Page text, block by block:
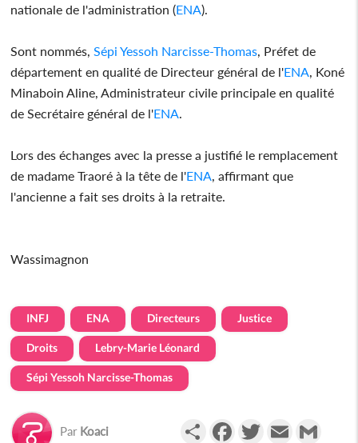
nationale de l'administration (ENA).
Sont nommés, Sépi Yessoh Narcisse-Thomas , Préfet de
département en qualité de Directeur général de l'ENA , Koné
Minaboin Aline, Administrateur civile principale en qualité
de Secrétaire général de l'ENA
Lors des échanges avec la presse a justifié le remplacement
de madame Traoré à la tête de l'ENA , affirmant que
l'ancienne a fait ses droits à la retraite.
Wassimagnon
INFJ ENA Directeurs Justice
Droits Lebry-Marie Léonard
Sépi Yessoh Narcisse-Thomas
Par Koaci PartagerFacebookTwitterEmail